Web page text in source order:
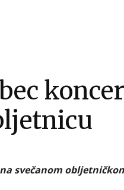
svečanom